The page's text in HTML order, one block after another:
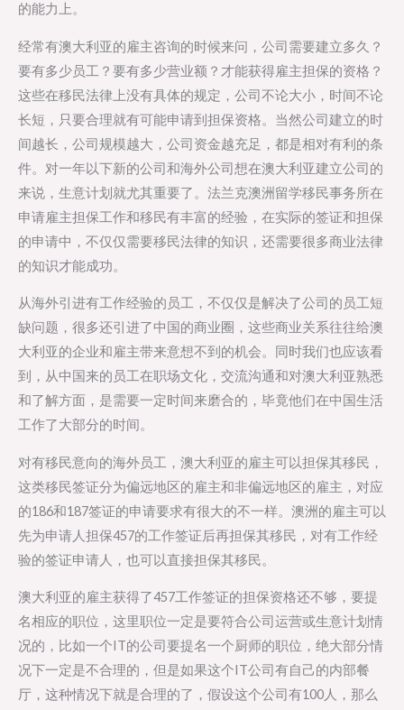
的能力上。
经常有澳大利亚的雇主咨询的时候来问，公司需要建立多久？
要有多少员工？要有多少营业额？才能获得雇主担保的资格？
这些在移民法律上没有具体的规定，公司不论大小，时间不论
长短，只要合理就有可能申请到担保资格。当然公司建立的时
间越长，公司规模越大，公司资金越充足，都是相对有利的条
件。对一年以下新的公司和海外公司想在澳大利亚建立公司的
来说，生意计划就尤其重要了。法兰克澳洲留学移民事务所在
申请雇主担保工作和移民有丰富的经验，在实际的签证和担保
的申请中，不仅仅需要移民法律的知识，还需要很多商业法律
的知识才能成功。
从海外引进有工作经验的员工，不仅仅是解决了公司的员工短
缺问题，很多还引进了中国的商业圈，这些商业关系往往给澳
大利亚的企业和雇主带来意想不到的机会。同时我们也应该看
到，从中国来的员工在职场文化，交流沟通和对澳大利亚熟悉
和了解方面，是需要一定时间来磨合的，毕竟他们在中国生活
工作了大部分的时间。
对有移民意向的海外员工，澳大利亚的雇主可以担保其移民，
这类移民签证分为偏远地区的雇主和非偏远地区的雇主，对应
的186和187签证的申请要求有很大的不一样。澳洲的雇主可以
先为申请人担保457的工作签证后再担保其移民，对有工作经
验的签证申请人，也可以直接担保其移民。
澳大利亚的雇主获得了457工作签证的担保资格还不够，要提
名相应的职位，这里职位一定是要符合公司运营或生意计划情
况的，比如一个IT的公司要提名一个厨师的职位，绝大部分情
况下一定是不合理的，但是如果这个IT公司有自己的内部餐
厅，这种情况下就是合理的了，假设这个公司有100人，那么